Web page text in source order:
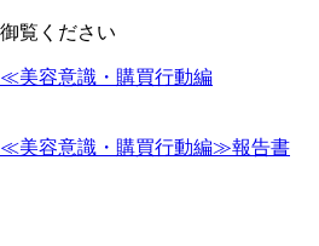
覧ください
美容意識・購買行動編
≪美容意識・購買行動編≫報告書